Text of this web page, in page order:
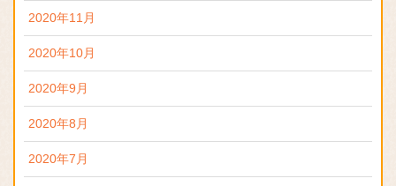
2020年11月
2020年10月
2020年9月
2020年8月
2020年7月